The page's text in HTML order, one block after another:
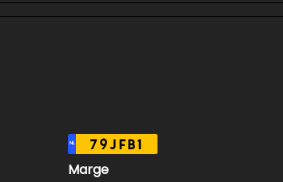
NL 79JFB1
Marge